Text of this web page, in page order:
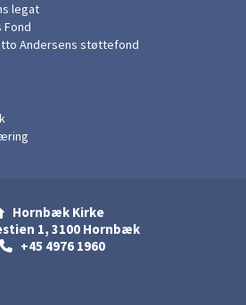
legat
Fond
Andersens støttefond
Hornbæk Kirke
1, 3100 Hornbæk
+45 4976 1960